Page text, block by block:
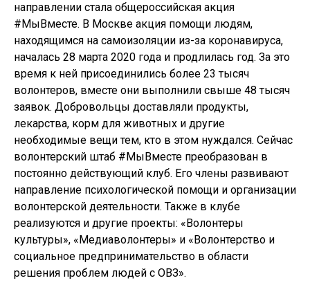
направлении стала общероссийская акция
#МыВместе. В Москве акция помощи людям,
находящимся на самоизоляции из-за коронавируса,
началась 28 марта 2020 года и продлилась год. За это
время к ней присоединились более 23 тысяч
волонтеров, вместе они выполнили свыше 48 тысяч
заявок. Добровольцы доставляли продукты,
лекарства, корм для животных и другие
необходимые вещи тем, кто в этом нуждался. Сейчас
волонтерский штаб #МыВместе преобразован в
постоянно действующий клуб. Его члены развивают
направление психологической помощи и организации
волонтерской деятельности. Также в клубе
реализуются и другие проекты: «Волонтеры
культуры», «Медиаволонтеры» и «Волонтерство и
социальное предпринимательство в области
решения проблем людей с ОВЗ».